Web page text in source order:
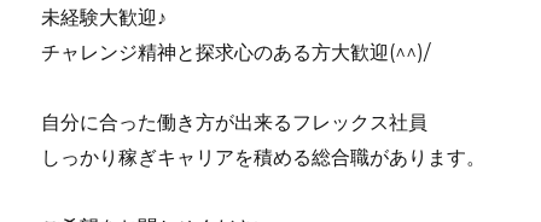
未経験大歓迎♪
チャレンジ精神と探求心のある方大歓迎(^^)/
自分に合った働き方が出来るフレックス社員
しっかり稼ぎキャリアを積める総合職があります。